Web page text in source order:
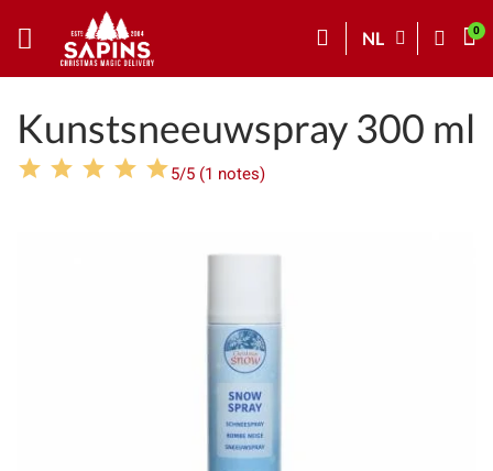
NL
Kunstsneeuwspray 300 ml
5/5 (1 notes)